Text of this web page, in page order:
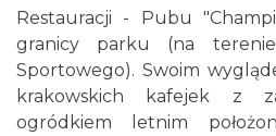
Restauracji - Pubu
granicy parku (na
Sportowego). Swoim
krakowskich kafejek z
ogródkiem letnim